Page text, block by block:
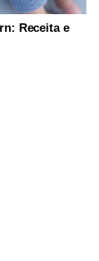
Receita e